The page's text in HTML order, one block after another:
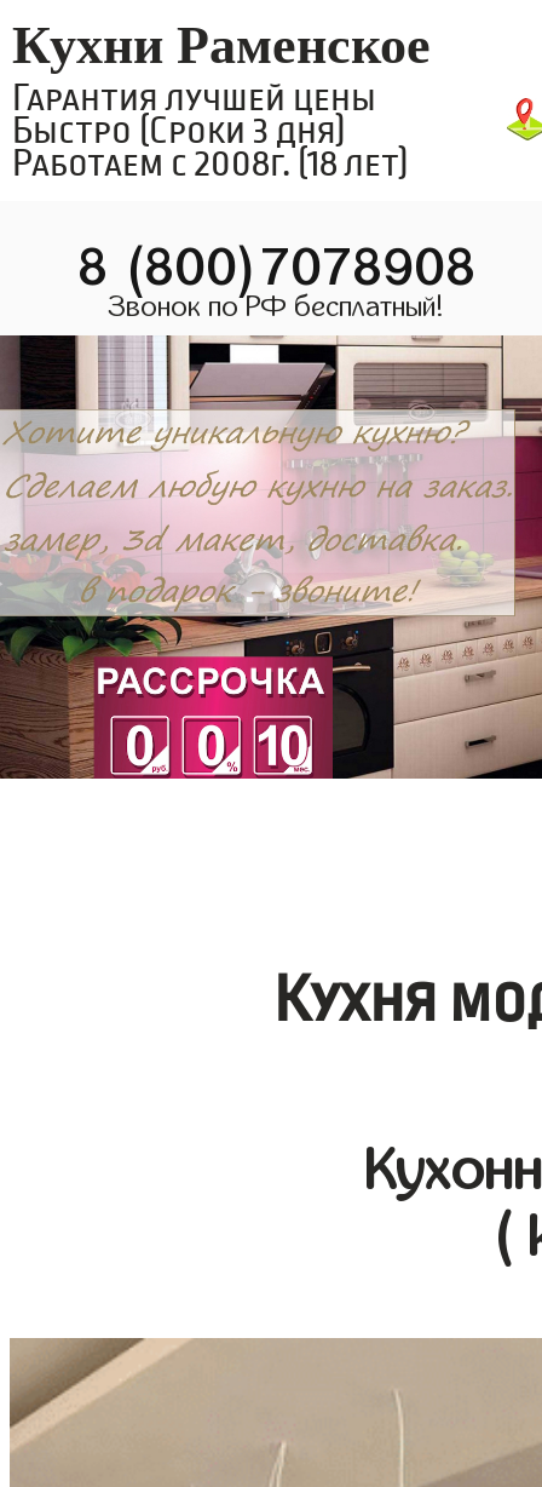
Кухни Раменское
Гарантия лучшей цены
Быстро (Сроки 3 дня)
Работаем с 2008г. (18 лет)
8 (800)7078908
Звонок по РФ бесплатный!
Кухня
(